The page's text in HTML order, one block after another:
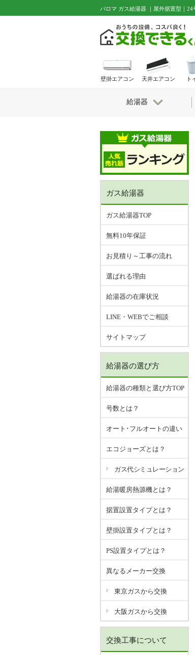
パロマ ガス給湯器 ｜屋外据置型｜24
ガス給湯器
ガス給湯器TOP
無料10年保証
お見積り～工事の流れ
選ばれる理由
給湯器の在庫状況
LINE・WEBでご相談
サイトマップ
給湯器の選び方
給湯器の種類と選び方TOP
号数とは？
オート･フルオートの違い
エコジョーズとは？
ガス代シミュレーション
給湯暖房熱源機とは？
据置設置タイプとは？
壁掛設置タイプとは？
PS設置タイプとは？
異なるメーカー交換
東京ガスから交換
大阪ガスから交換
交換工事について
壁掛エアコン 天井エアコン ト
給湯器